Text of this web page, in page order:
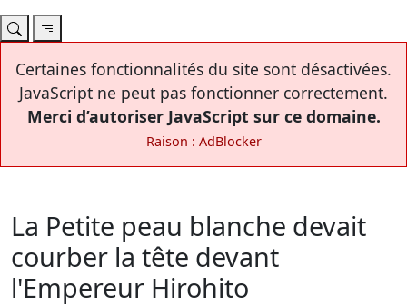
Certaines fonctionnalités du site sont désactivées.
JavaScript ne peut pas fonctionner correctement.
Merci d’autoriser JavaScript sur ce domaine.
Raison : AdBlocker
La Petite peau blanche devait
courber la tête devant
l'Empereur Hirohito